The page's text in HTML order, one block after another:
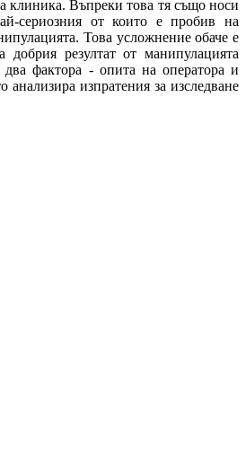
клиника. Въпреки това тя също носи
сериозния от които е пробив на
Това усложнение обаче е
добрия резултат от манипулацията
два фактора - опита на оператора и
анализира изпратения за изследване